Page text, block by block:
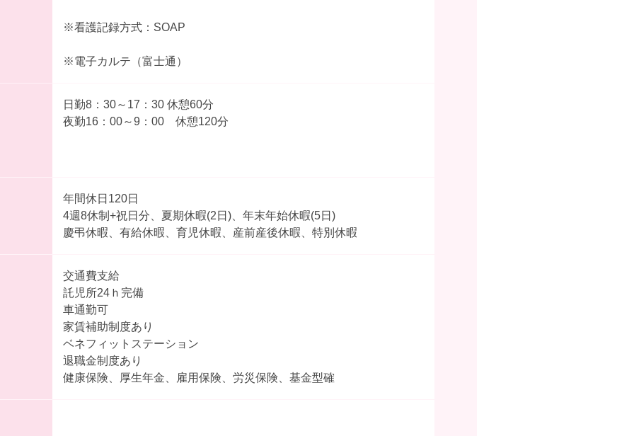
※看護記録方式：SOAP
※電子カルテ（富士通）
日勤8：30～17：30 休憩60分
夜勤16：00～9：00 休憩120分
年間休日120日
4週8休制+祝日分、夏期休暇(2日)、年末年始休暇(5日)
慶弔休暇、有給休暇、育児休暇、産前産後休暇、特別休暇
交通費支給
託児所24ｈ完備
車通勤可
家賃補助制度あり
ベネフィットステーション
退職金制度あり
健康保険、厚生年金、雇用保険、労災保険、基金型確